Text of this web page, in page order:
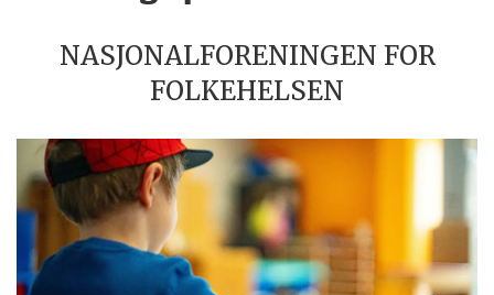
NASJONALFORENINGEN FOR
FOLKEHELSEN